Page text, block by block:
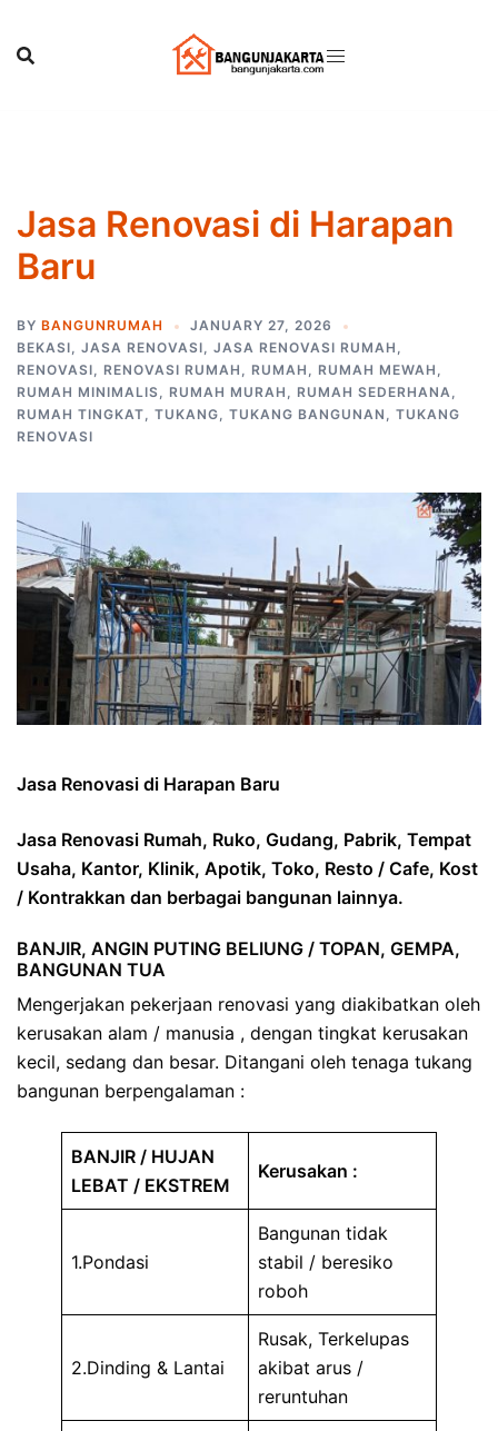
content
Jasa Renovasi di Harapan
Baru
BY BANGUNRUMAH
JANUARY 27, 2026
BEKASI, JASA RENOVASI, JASA RENOVASI RUMAH ,
RENOVASI, RENOVASI RUMAH , RUMAH , RUMAH MEWAH ,
RUMAH MINIMALIS, RUMAH MURAH , RUMAH SEDERHANA,
RUMAH TINGKAT, TUKANG, TUKANG BANGUNAN , TUKANG
RENOVASI
Jasa Renovasi di Harapan Baru
Jasa Renovasi Rumah, Ruko, Gudang, Pabrik, Tempat
Usaha, Kantor, Klinik, Apotik, Toko, Resto / Cafe, Kost
/ Kontrakkan dan berbagai bangunan lainnya.
BANJIR, ANGIN PUTING BELIUNG / TOPAN, GEMPA,
BANGUNAN TUA
Mengerjakan pekerjaan renovasi yang diakibatkan oleh
kerusakan alam / manusia , dengan tingkat kerusakan
kecil, sedang dan besar. Ditangani oleh tenaga tukang
bangunan berpengalaman :
BANJIR / HUJAN
LEBAT / EKSTREM
Kerusakan :
1.Pondasi
Bangunan tidak
stabil / beresiko
roboh
2.Dinding & Lantai
Rusak, Terkelupas
akibat arus /
reruntuhan